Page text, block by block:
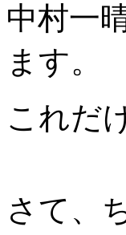
中村一
ます。
これだ
さて、